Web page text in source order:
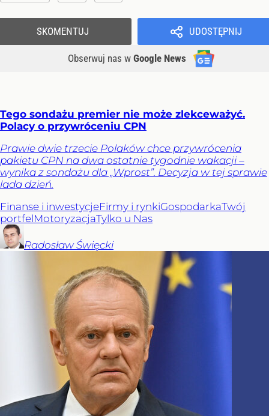
UDOSTĘPNIJ
Obserwuj nas w Google News
SKOMENTUJ
Tego sondażu premier nie może zlekceważyć.
Polacy o przywróceniu CPN
Prawie dwie trzecie Polaków chce przywrócenia
pakietu CPN na dwa ostatnie tygodnie wakacji –
wynika z sondażu dla „Wprost”. Decyzja w tej sprawie
lada dzień.
Finanse i inwestycjeFirmy i rynkiGospodarkaTwój
portfelMotoryzacjaTylko u Nas
Radosław Święcki